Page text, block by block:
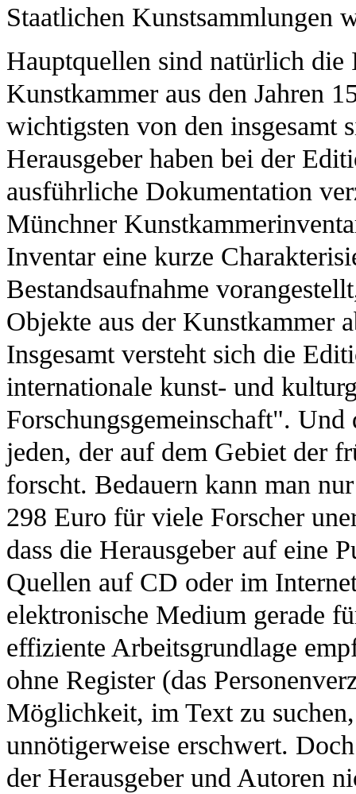
Staatlichen Kunstsammlungen
Hauptquellen sind natürlich die
Kunstkammer aus den Jahren
wichtigsten von den insgesamt
Herausgeber haben bei der
ausführliche Dokumentation
Münchner
Inventar eine kurze
Bestandsaufnahme
Objekte aus der Kunstkammer
Insgesamt versteht sich die
internationale kunst- und
Forschungsgemeinschaft".
jeden, der auf dem Gebiet der
forscht. Bedauern kann man
298 Euro für viele Forscher
dass die Herausgeber auf eine
Quellen auf CD oder im
elektronische Medium gerade
effiziente Arbeitsgrundlage
ohne Register (das
Möglichkeit, im Text zu
unnötigerweise erschwert.
der Herausgeber und Autoren